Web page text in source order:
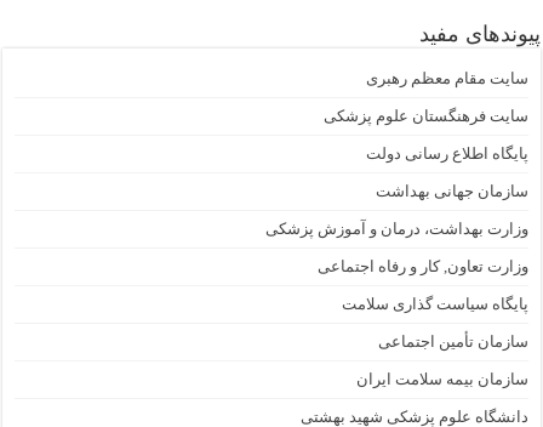
پیوندهای مفید
سایت مقام معظم رهبری
سایت فرهنگستان علوم پزشکی
پایگاه اطلاع رسانی دولت
سازمان جهانی بهداشت
وزارت بهداشت، درمان و آموزش پزشکی
وزارت تعاون, کار و رفاه اجتماعی
پایگاه سیاست گذاری سلامت
سازمان تأمین اجتماعی
سازمان بیمه سلامت ایران
دانشگاه علوم پزشکی شهید بهشتی